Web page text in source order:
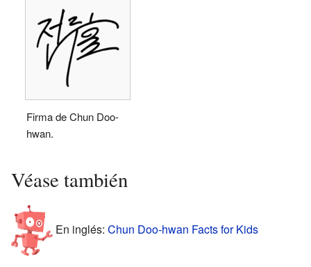
Firma de Chun Doo-
hwan.
Véase también
En inglés: Chun Doo-hwan Facts for Kids